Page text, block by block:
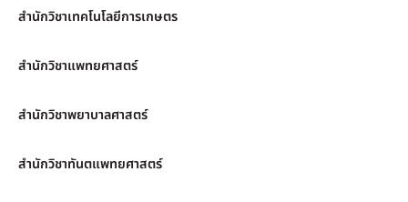
สำนักวิชาเทคโนโลยีการเกษตร
สำนักวิชาแพทยศาสตร์
สำนักวิชาพยาบาลศาสตร์
สำนักวิชาทันตแพทยศาสตร์